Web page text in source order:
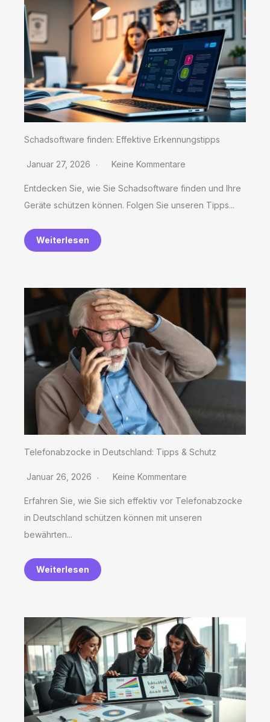
Schadsoftware finden: Effektive Erkennungstipps
Januar 27, 2026 Keine Kommentare
Entdecken Sie, wie Sie Schadsoftware finden und Ihre
Geräte schützen können. Folgen Sie unseren Tipps...
Weiterlesen
Telefonabzocke in Deutschland: Tipps & Schutz
Januar 26, 2026 Keine Kommentare
Erfahren Sie, wie Sie sich effektiv vor Telefonabzocke
in Deutschland schützen können mit unseren
bewährten...
Weiterlesen